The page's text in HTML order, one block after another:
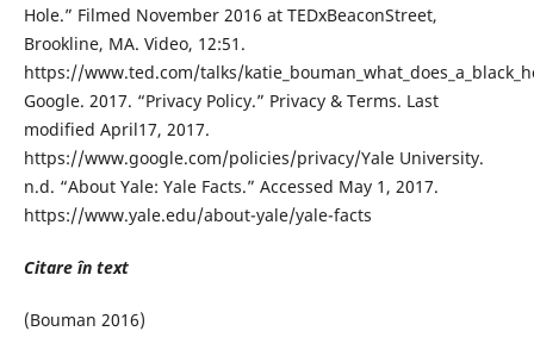
Hole.” Filmed November 2016 at TEDxBeaconStreet,
Brookline, MA. Video, 12:51.
https://www.ted.com/talks/
Google. 2017. “Privacy Policy.” Privacy & Terms. Last
modified April17, 2017.
https://www.google.com/policies/privacy/Yale University.
n.d. “About Yale: Yale Facts.” Accessed May 1, 2017.
https://www.yale.edu/about-yale/yale-facts
Citare în text
(Bouman 2016)